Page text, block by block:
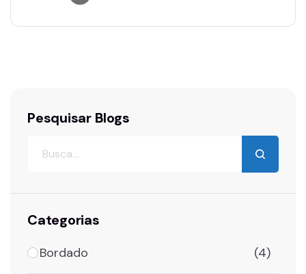
Pesquisar Blogs
Categorias
Bordado (4)